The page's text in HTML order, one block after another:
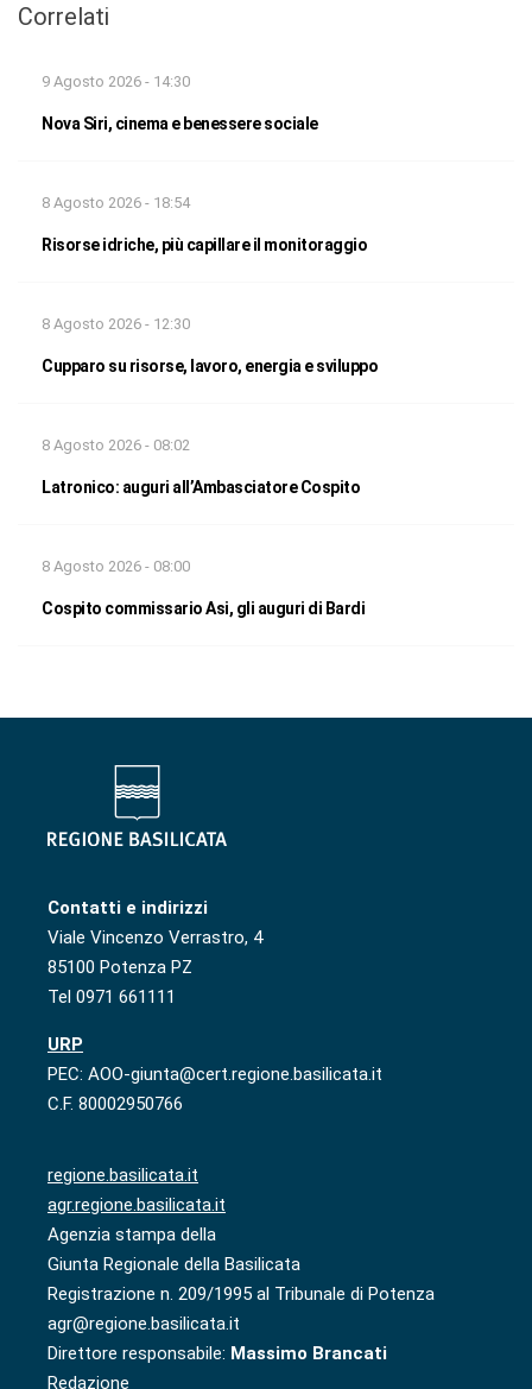
Correlati
9 Agosto 2026 - 14:30
Nova Siri, cinema e benessere sociale
8 Agosto 2026 - 18:54
Risorse idriche, più capillare il monitoraggio
8 Agosto 2026 - 12:30
Cupparo su risorse, lavoro, energia e sviluppo
8 Agosto 2026 - 08:02
Latronico: auguri all’Ambasciatore Cospito
8 Agosto 2026 - 08:00
Cospito commissario Asi, gli auguri di Bardi
Contatti e indirizzi
Viale Vincenzo Verrastro, 4
85100 Potenza PZ
Tel 0971 661111
URP
PEC: AOO-giunta@cert.regione.basilicata.it
C.F. 80002950766
regione.basilicata.it
agr.regione.basilicata.it
Agenzia stampa della
Giunta Regionale della Basilicata
Registrazione n. 209/1995 al Tribunale di Potenza
agr@regione.basilicata.it
Direttore responsabile: Massimo Brancati
Redazione